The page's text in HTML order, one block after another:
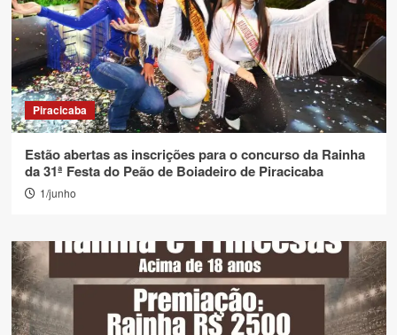
Piracicaba
Estão abertas as inscrições para o concurso da Rainha
da 31ª Festa do Peão de Boiadeiro de Piracicaba
1/junho